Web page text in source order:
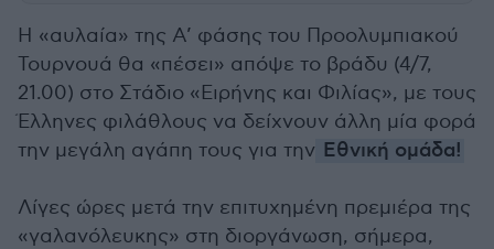
Η «αυλαία» της Α’ φάσης του Προολυμπιακού
Τουρνουά θα «πέσει» απόψε το βράδυ (4/7,
21.00) στο Στάδιο «Ειρήνης και Φιλίας», με τους
Έλληνες φιλάθλους να δείχνουν άλλη μία φορά
την μεγάλη αγάπη τους για την Εθνική ομάδα!
Λίγες ώρες μετά την επιτυχημένη πρεμιέρα της
«γαλανόλευκης» στη διοργάνωση, σήμερα,